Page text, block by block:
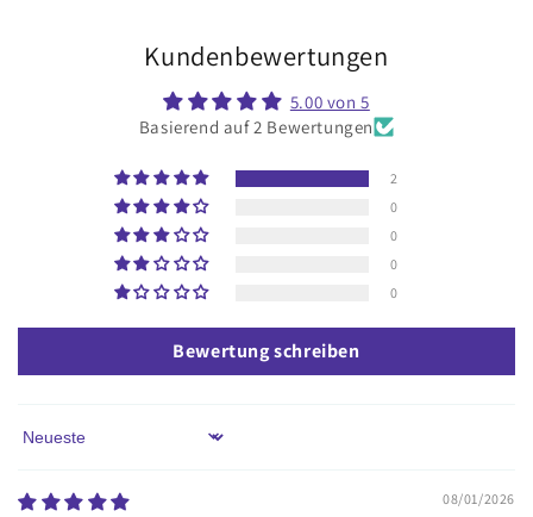
Kundenbewertungen
5.00 von 5
Basierend auf 2 Bewertungen
2
0
0
0
0
Bewertung schreiben
Sort by
08/01/2026